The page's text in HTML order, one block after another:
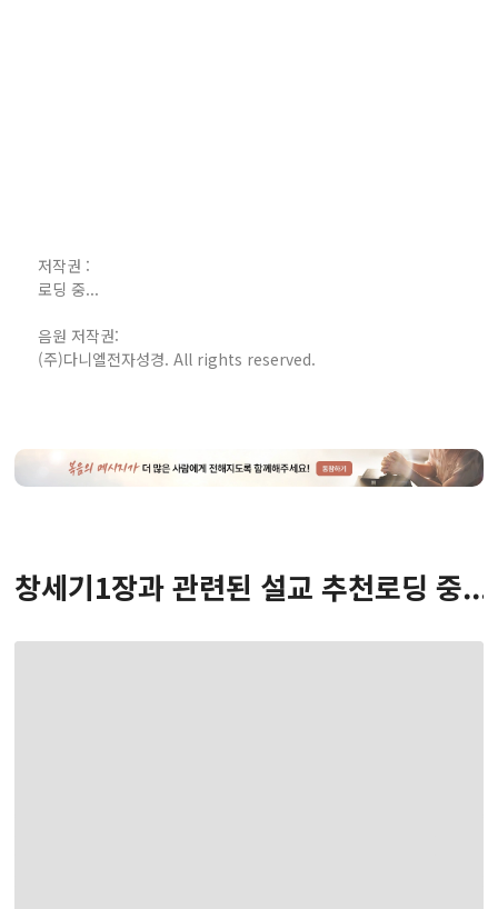
저작권 :
로딩 중...
음원 저작권:
(주)다니엘전자성경. All rights reserved.
창세기1장과 관련된 설교 추천로딩 중...